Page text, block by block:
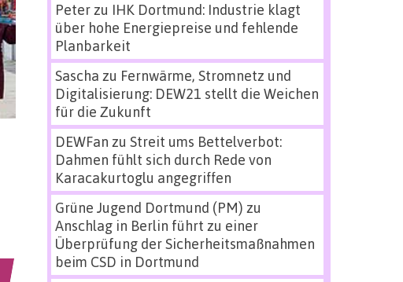
Peterzu IHK Dortmund: Industrie klagt
über hohe Energiepreise und fehlende
Planbarkeit
Sascha zu Fernwärme, Stromnetz und
Digitalisierung: DEW21 stellt die Weichen
für die Zukunft
DEWFan zu Streit ums Bettelverbot:
Dahmen fühlt sich durch Rede von
Karacakurtoglu angegriffen
Grüne Jugend Dortmund (PM) zu
Anschlag in Berlin führt zu einer
Überprüfung der Sicherheitsmaßnahmen
beim CSD in Dortmund